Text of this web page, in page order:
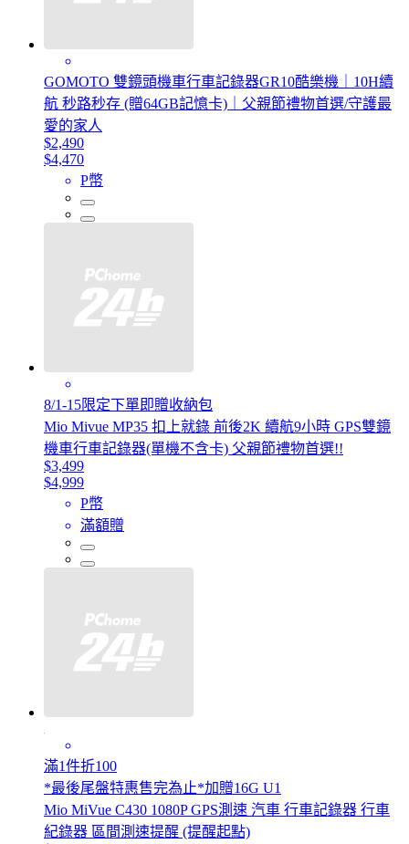
GOMOTO 雙鏡頭機車行車記錄器GR10酷樂機｜10H續
航 秒路秒存 (贈64GB記憶卡)｜父親節禮物首選/守護最
愛的家人
$2,490
$4,470
P幣
8/1-15限定下單即贈收納包
Mio Mivue MP35 扣上就錄 前後2K 續航9小時 GPS雙鏡
機車行車記錄器(單機不含卡) 父親節禮物首選!!
$3,499
$4,999
P幣
滿額贈
滿1件折100
*最後尾盤特惠售完為止*加贈16G U1
Mio MiVue C430 1080P GPS測速 汽車 行車記錄器 行車
紀錄器 區間測速提醒 (提醒起點)